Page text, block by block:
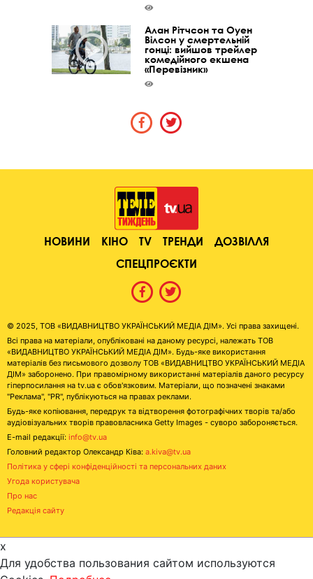
Алан Рітчсон та Оуен
Вілсон у смертельній
гонці: вийшов трейлер
комедійного екшена
«Перевізник»
НОВИНИ КІНО TV ТРЕНДИ
ДОЗВІЛЛЯ
СПЕЦПРОЄКТИ
© 2025, ТОВ «ВИДАВНИЦТВО УКРАЇНСЬКИЙ МЕДІА ДІМ». Усі права захищені.
Всі права на матеріали, опубліковані на даному ресурсі, належать ТОВ
«ВИДАВНИЦТВО УКРАЇНСЬКИЙ МЕДІА ДІМ». Будь-яке використання
матеріалів без письмового дозволу ТОВ «ВИДАВНИЦТВО УКРАЇНСЬКИЙ МЕДІА
ДІМ» заборонено. При правомірному використанні матеріалів даного ресурсу
гіперпосилання на tv.ua є обов'язковим. Матеріали, що позначені знаками
"Реклама", "PR", публікуються на правах реклами.
Будь-яке копіювання, передрук та відтворення фотографічних творів та/або
аудіовізуальних творів правовласника Getty Images - суворо забороняється.
E-mail редакції: info@tv.ua
Головний редактор Олександр Ківа: a.kiva@tv.ua
Політика у сфері конфіденційності та персональних даних
Угода користувача
Про нас
Редакція сайту
x
Для удобства пользования сайтом используются